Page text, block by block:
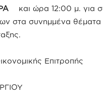
και ώρα 12:00 μ. για
στα συνημμένα θέματα
Επιτροπής